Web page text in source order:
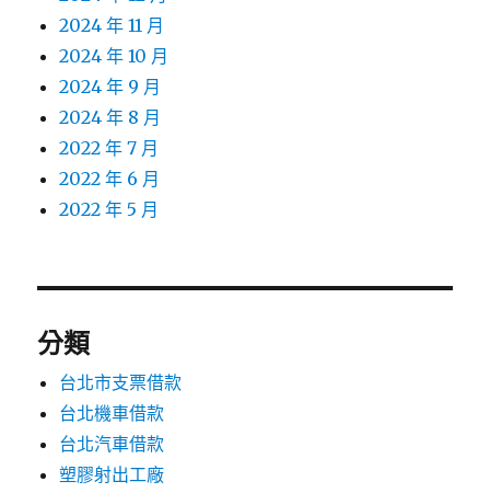
2024 年 11 月
2024 年 10 月
2024 年 9 月
2024 年 8 月
2022 年 7 月
2022 年 6 月
2022 年 5 月
分類
台北市支票借款
台北機車借款
台北汽車借款
塑膠射出工廠